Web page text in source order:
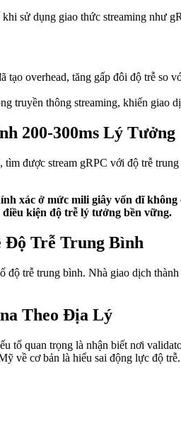
sử dụng giao thức streaming như
overhead, tăng gấp đôi độ trễ
truyền thông streaming, khiến giao
200-300ms Lý Tưởng
được stream gRPC với độ trễ
xác ở mức mili giây vốn dĩ không
kiện độ trễ lý tưởng bền vững.
Độ Trễ Trung Bình
trễ trung bình. Nhà giao dịch
Theo Địa Lý
tố quan trọng là nhận biết nơi
về cơ bản là hiểu sai động lực độ